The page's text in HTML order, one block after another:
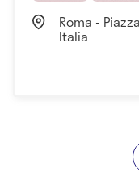
Roma -
Italia